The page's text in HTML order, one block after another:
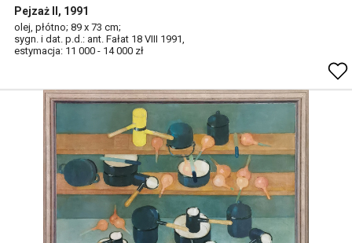
Pejzaż II, 1991
olej, płótno; 89 x 73 cm;
sygn. i dat. p.d.: ant. Fałat 18 VIII 1991,
estymacja: 11 000 - 14 000 zł